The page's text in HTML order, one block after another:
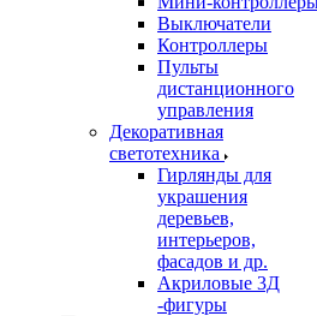
Выключатели
Контроллеры
Пульты
дистанционного
управления
Декоративная
светотехника
Гирлянды для
украшения
деревьев,
интерьеров,
фасадов и др.
Акриловые 3Д
-фигуры